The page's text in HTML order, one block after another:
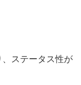
ステータス性が